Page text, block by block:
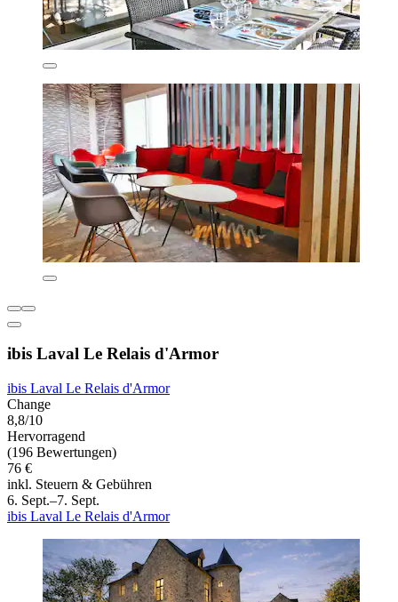
ibis Laval Le Relais d'Armor
ibis Laval Le Relais d'Armor
Change
8,8/10
Hervorragend
(196 Bewertungen)
76 €
inkl. Steuern & Gebühren
6. Sept.–7. Sept.
ibis Laval Le Relais d'Armor